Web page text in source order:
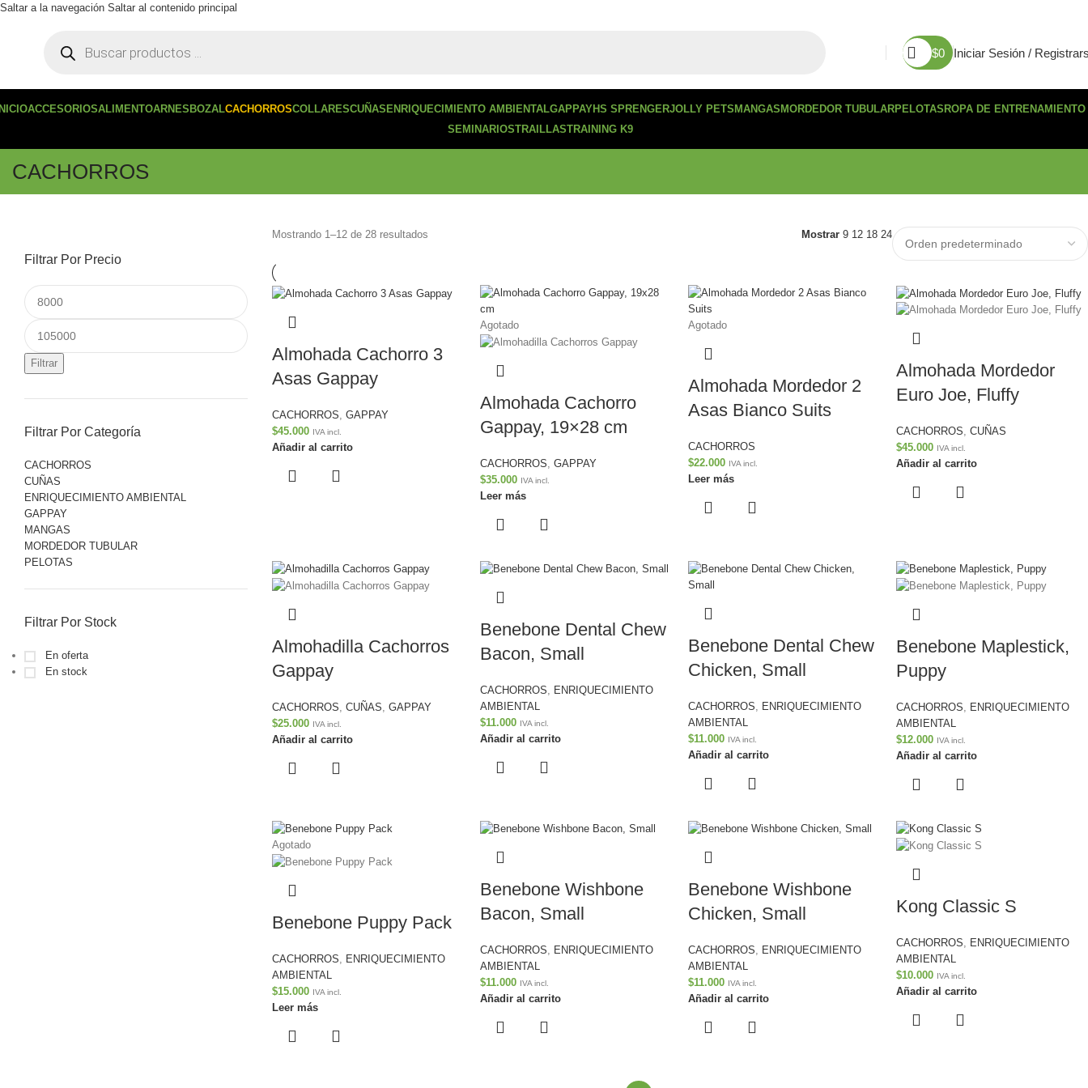
Saltar a la navegación Saltar al contenido principal
$0 Iniciar Sesión /
ACCESORIOSALIMENTOARNES BOZALCACHORROSCOLLARESCUÑAS ENRIQUECIMIENTO AMBIENTALGAPPAYHS SPRENGERJOLLY PETS MANGAS MORDEDOR TUBULARPELOTAS ROPA DE ENTRENAMIENTO
SEMINARIOSTRAILLASTRAINING K9
CACHORROS
Filtrar Por Precio
Filtrar
Filtrar Por Categoría
CACHORROS
CUÑAS
ENRIQUECIMIENTO AMBIENTAL
GAPPAY
MANGAS
MORDEDOR TUBULAR
PELOTAS
Filtrar Por Stock
En oferta
En stock
Mostrando 1–12 de 28 resultados Mostrar 9 12 18 24
Almohada Cachorro 3
Asas Gappay
CACHORROS GAPPAY
$45.000 IVA incl.
Añadir al carrito
Agotado
Almohada Cachorro
Gappay, 19×28 cm
CACHORROS GAPPAY
$35.000 IVA incl.
Leer más
Agotado
Almohada Mordedor 2
Asas Bianco Suits
CACHORROS
$22.000 IVA incl.
Leer más
Almohada Mordedor
Euro Joe, Fluffy
CACHORROS, CUÑAS
$45.000 IVA incl.
Añadir al carrito
Almohadilla Cachorros
Gappay
CACHORROS CUÑAS GAPPAY
$25.000 IVA incl.
Añadir al carrito
Benebone Dental Chew
Bacon, Small
CACHORROS, ENRIQUECIMIENTO
AMBIENTAL
$11.000 IVA incl.
Añadir al carrito
Benebone Dental Chew
Chicken, Small
CACHORROS
ENRIQUECIMIENTO
AMBIENTAL
$11.000 IVA incl.
Añadir al carrito
Benebone Maplestick,
Puppy
CACHORROS
ENRIQUECIMIENTO
AMBIENTAL
$12.000 IVA incl.
Añadir al carrito
Agotado
Benebone Puppy Pack
CACHORROS
ENRIQUECIMIENTO
AMBIENTAL
$15.000 IVA incl.
Leer más
Benebone Wishbone
Bacon, Small
CACHORROS, ENRIQUECIMIENTO
AMBIENTAL
$11.000 IVA incl.
Añadir al carrito
Benebone Wishbone
Chicken, Small
CACHORROS, ENRIQUECIMIENTO
AMBIENTAL
$11.000 IVA incl.
Añadir al carrito
Kong Classic S
CACHORROS
ENRIQUECIMIENTO
AMBIENTAL
$10.000 IVA incl.
Añadir al carrito